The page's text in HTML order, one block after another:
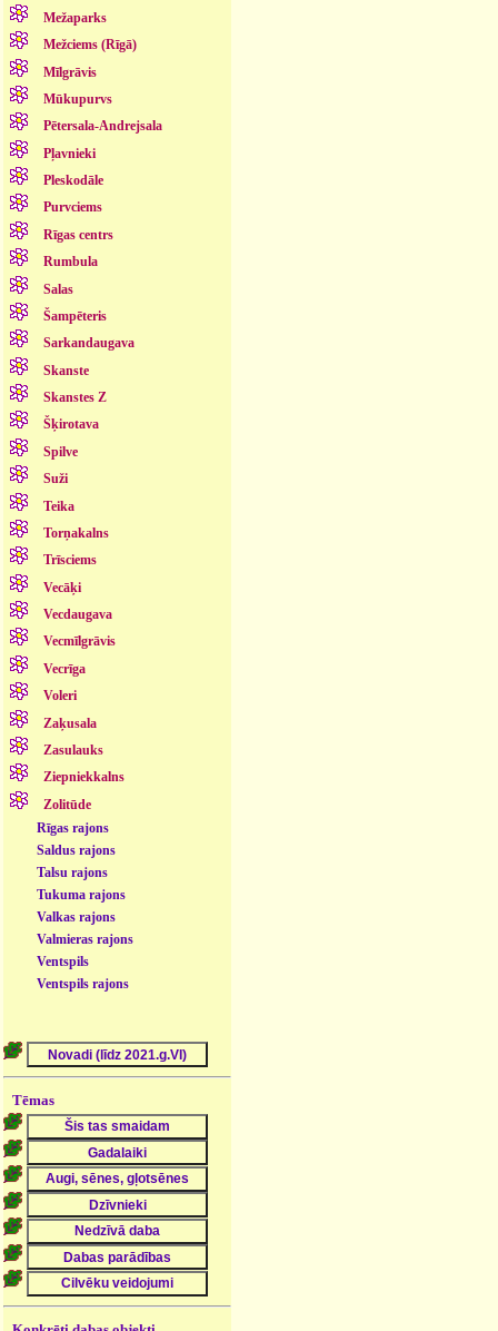
Mežaparks
Mežciems (Rīgā)
Mīlgrāvis
Mūkupurvs
Pētersala-Andrejsala
Pļavnieki
Pleskodāle
Purvciems
Rīgas centrs
Rumbula
Salas
Šampēteris
Sarkandaugava
Skanste
Skanstes Z
Šķirotava
Spilve
Suži
Teika
Torņakalns
Trīsciems
Vecāķi
Vecdaugava
Vecmīlgrāvis
Vecrīga
Voleri
Zaķusala
Zasulauks
Ziepniekkalns
Zolitūde
Rīgas rajons
Saldus rajons
Talsu rajons
Tukuma rajons
Valkas rajons
Valmieras rajons
Ventspils
Ventspils rajons
Tēmas